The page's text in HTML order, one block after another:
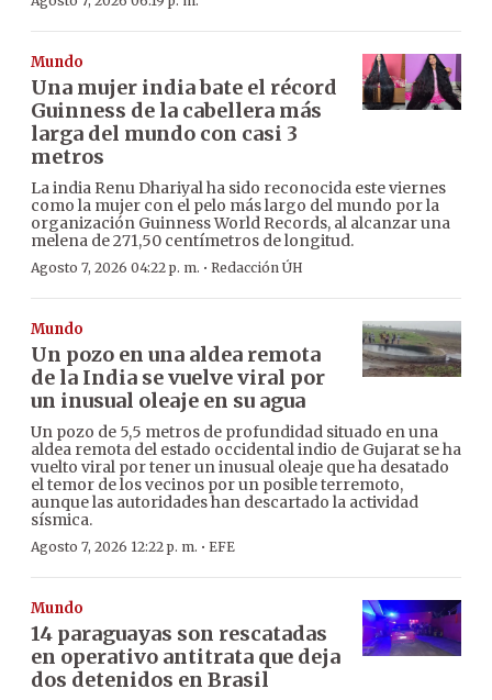
Mundo
Una mujer india bate el récord
Guinness de la cabellera más
larga del mundo con casi 3
metros
La india Renu Dhariyal ha sido reconocida este viernes
como la mujer con el pelo más largo del mundo por la
organización Guinness World Records, al alcanzar una
melena de 271,50 centímetros de longitud.
Agosto 7, 2026 04:22 p. m. · Redacción ÚH
Mundo
Un pozo en una aldea remota
de la India se vuelve viral por
un inusual oleaje en su agua
Un pozo de 5,5 metros de profundidad situado en una
aldea remota del estado occidental indio de Gujarat se ha
vuelto viral por tener un inusual oleaje que ha desatado
el temor de los vecinos por un posible terremoto,
aunque las autoridades han descartado la actividad
sísmica.
Agosto 7, 2026 12:22 p. m. · EFE
Mundo
14 paraguayas son rescatadas
en operativo antitrata que deja
dos detenidos en Brasil